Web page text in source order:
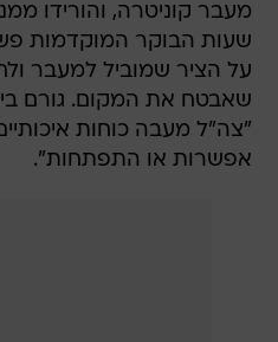
מעבר קוניטרה, והורידו
שעות הבוקר המוקדמות
על הציר שמוביל למעבר
שאבטח את המקום. גורם
"צה"ל מעבה כוחות
אפשרות או התפתחות".